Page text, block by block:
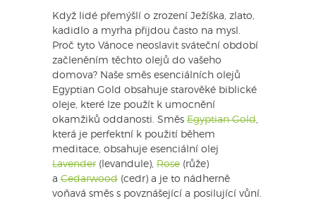
Když lidé přemýšlí o zrození Ježíška, zlato,
kadidlo a myrha přijdou často na mysl.
Proč tyto Vánoce neoslavit sváteční období
začleněním těchto olejů do vašeho
domova? Naše směs esenciálních olejů
Egyptian Gold obsahuje starověké biblické
oleje, které lze použít k umocnění
okamžiků oddanosti. Směs Egyptian Gold,
která je perfektní k použití během
meditace, obsahuje esenciální olej
Lavender (levandule), Rose (růže)
a Cedarwood (cedr) a je to nádherně
voňavá směs s povznášející a posilující vůní.